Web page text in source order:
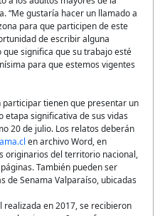
“Me gustaría hacer un llamado a
para que participen de este
de escribir alguna
significa que su trabajo esté
para que estemos vigentes
participar tienen que presentar un
etapa significativa de sus vidas
20 de julio. Los relatos deberán
en archivo Word, en
originarios del territorio nacional,
También pueden ser
de Senama Valparaíso, ubicadas
en 2017, se recibieron